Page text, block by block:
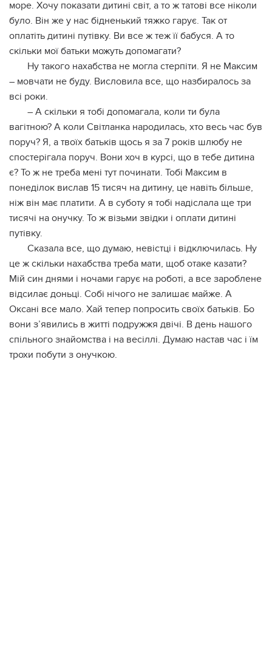
море. Хочу показати дитині світ, а то ж татові все ніколи
було. Він же у нас бідненький тяжко гарує. Так от
оплатіть дитині путівку. Ви все ж теж її бабуся. А то
скільки мої батьки можуть допомагати?
Ну такого нахабства не могла стерпіти. Я не Максим
– мовчати не буду. Висловила все, що назбиралось за
всі роки.
– А скільки я тобі допомагала, коли ти була
вагітною? А коли Світланка народилась, хто весь час був
поруч? Я, а твоїх батьків щось я за 7 років шлюбу не
спостерігала поруч. Вони хоч в курсі, що в тебе дитина
є? То ж не треба мені тут починати. Тобі Максим в
понеділок вислав 15 тисяч на дитину, це навіть більше,
ніж він має платити. А в суботу я тобі надіслала ще три
тисячі на онучку. То ж візьми звідки і оплати дитині
путівку.
Сказала все, що думаю, невістці і відключилась. Ну
це ж скільки нахабства треба мати, щоб отаке казати?
Мій син днями і ночами гарує на роботі, а все зароблене
відсилає доньці. Собі нічого не залишає майже. А
Оксані все мало. Хай тепер попросить своїх батьків. Бо
вони з’явились в житті подружжя двічі. В день нашого
спільного знайомства і на весіллі. Думаю настав час і їм
трохи побути з онучкою.